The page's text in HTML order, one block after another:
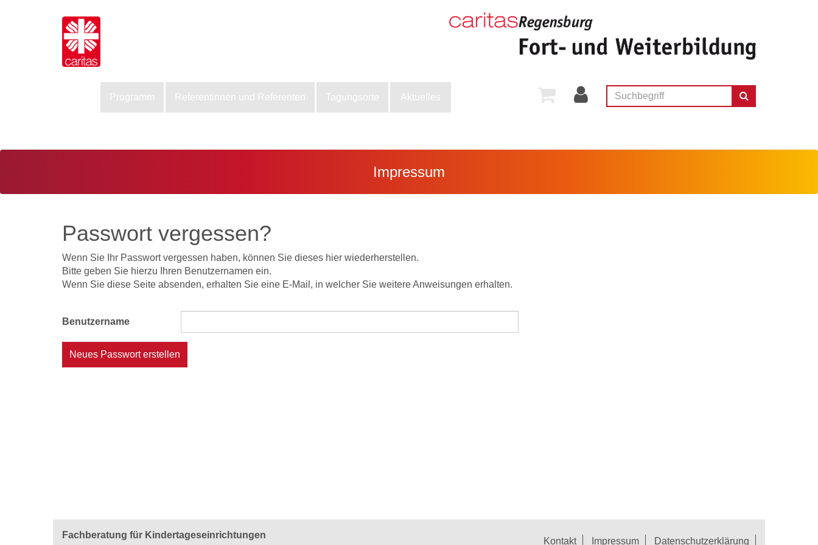
Programm Referentinnen und Referenten Tagungsorte Aktuelles
Impressum
Passwort vergessen?
Wenn Sie Ihr Passwort vergessen haben, können Sie dieses hier wiederherstellen.
Bitte geben Sie hierzu Ihren Benutzernamen ein.
Wenn Sie diese Seite absenden, erhalten Sie eine E-Mail, in welcher Sie weitere Anweisungen erhalten.
Benutzername
Neues Passwort erstellen
Fachberatung für Kindertageseinrichtungen
Kontakt Impressum Datenschutzerklärung